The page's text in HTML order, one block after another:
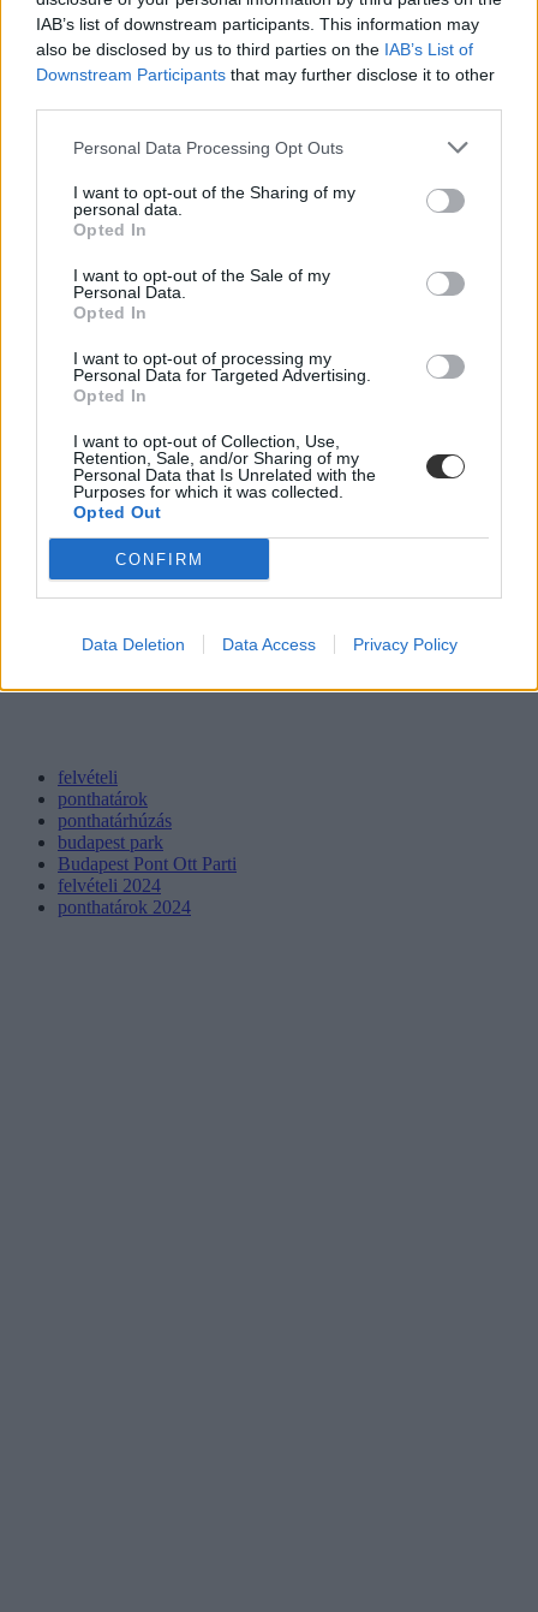
IAB’s list of downstream participants. This information may
also be disclosed by us to third parties on the IAB’s List of
Downstream Participants that may further disclose it to other
Personal Data Processing Opt Outs
I want to opt-out of the Sharing of my
personal data.
Opted In
I want to opt-out of the Sale of my
Personal Data.
Opted In
I want to opt-out of processing my
Personal Data for Targeted Advertising.
Opted In
I want to opt-out of Collection, Use,
Retention, Sale, and/or Sharing of my
Personal Data that Is Unrelated with the
Purposes for which it was collected.
Opted Out
CONFIRM
Data Deletion Data Access Privacy Policy
felvételi
ponthatárok
ponthatárhúzás
budapest park
Budapest Pont Ott Parti
felvételi 2024
ponthatárok 2024